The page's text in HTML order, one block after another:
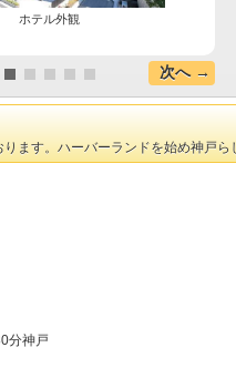
ホテル外観
次へ →
す。ハーバーランドを始め神戸
分神戸